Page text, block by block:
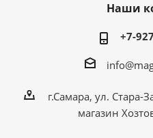
Наши
+7-
г.Самара, ул. Стара-
магазин